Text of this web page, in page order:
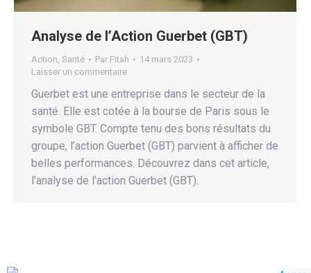
Analyse de l’Action Guerbet (GBT)
Action, Santé Par Fitah
14 mars 2023
Laisser un commentaire
Guerbet est une entreprise dans le secteur de la
santé. Elle est cotée à la bourse de Paris sous le
symbole GBT. Compte tenu des bons résultats du
groupe, l’action Guerbet (GBT) parvient à afficher de
belles performances. Découvrez dans cet article,
l’analyse de l’action Guerbet (GBT).